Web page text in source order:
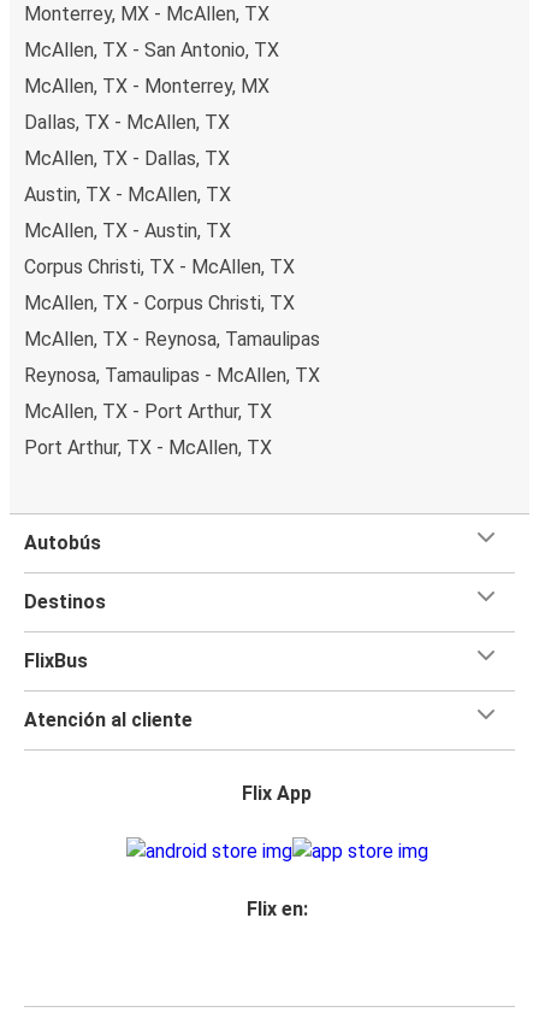
Monterrey, MX - McAllen, TX
McAllen, TX - San Antonio, TX
McAllen, TX - Monterrey, MX
Dallas, TX - McAllen, TX
McAllen, TX - Dallas, TX
Austin, TX - McAllen, TX
McAllen, TX - Austin, TX
Corpus Christi, TX - McAllen, TX
McAllen, TX - Corpus Christi, TX
McAllen, TX - Reynosa, Tamaulipas
Reynosa, Tamaulipas - McAllen, TX
McAllen, TX - Port Arthur, TX
Port Arthur, TX - McAllen, TX
Autobús
Destinos
FlixBus
Atención al cliente
Flix App
Flix en: